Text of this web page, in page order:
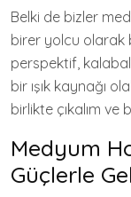
Belki de bizler
birer yolcu olarak
perspektif,
bir ışık kaynağı
birlikte çıkalım ve
Medyum
Güçlerle